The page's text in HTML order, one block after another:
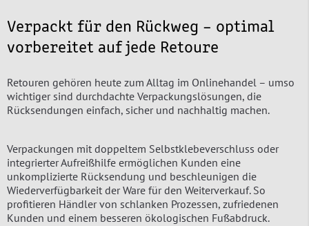
Verpackt für den Rückweg – optimal
vorbereitet auf jede Retoure
Retouren gehören heute zum Alltag im Onlinehandel – umso
wichtiger sind durchdachte Verpackungslösungen, die
Rücksendungen einfach, sicher und nachhaltig machen.
Verpackungen mit doppeltem Selbstklebeverschluss oder
integrierter Aufreißhilfe ermöglichen Kunden eine
unkomplizierte Rücksendung und beschleunigen die
Wiederverfügbarkeit der Ware für den Weiterverkauf. So
profitieren Händler von schlanken Prozessen, zufriedenen
Kunden und einem besseren ökologischen Fußabdruck.